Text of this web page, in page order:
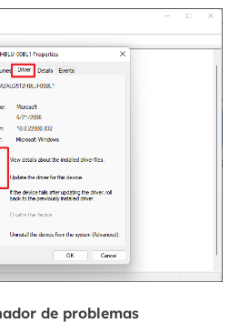
de problemas